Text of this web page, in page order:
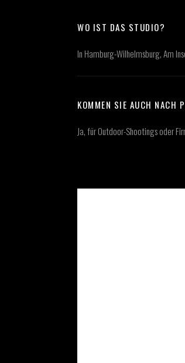
WO IST DAS STUDIO?
In Hamburg-Wilhelmsburg, Am
KOMMEN SIE AUCH NACH
Ja, für Outdoor-Shootings oder